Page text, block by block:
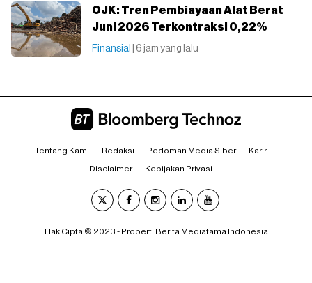
OJK: Tren Pembiayaan Alat Berat
Juni 2026 Terkontraksi 0,22%
Finansial | 6 jam yang lalu
Tentang Kami Redaksi Pedoman Media Siber Karir
Disclaimer Kebijakan Privasi
Hak Cipta © 2023 - Properti Berita Mediatama Indonesia